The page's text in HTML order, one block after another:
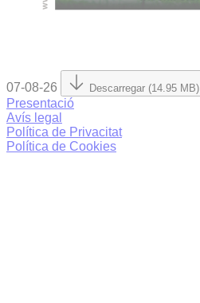
07-08-26 Descarregar (14.95 MB)
Presentació
Avís legal
Política de Privacitat
Política de Cookies